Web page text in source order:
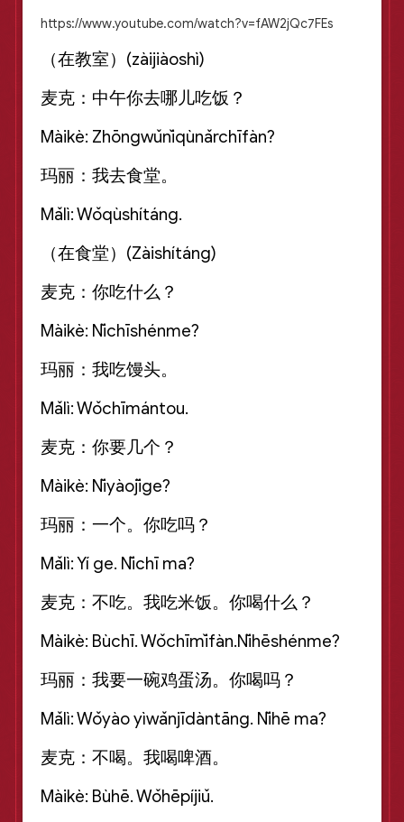
https://www.youtube.com/watch?v=fAW2jQc7FEs
（在教室）(zàijiàoshì)
麦克：中午你去哪儿吃饭？
Màikè: Zhōngwǔnǐqùnǎrchīfàn?
玛丽：我去食堂。
Mǎlì: Wǒqùshítáng.
（在食堂）(Zàishítáng)
麦克：你吃什么？
Màikè: Nǐchīshénme?
玛丽：我吃馒头。
Mǎlì: Wǒchīmántou.
麦克：你要几个？
Màikè: Nǐyàojǐge?
玛丽：一个。你吃吗？
Mǎlì: Yí ge. Nǐchī ma?
麦克：不吃。我吃米饭。你喝什么？
Màikè: Bùchī. Wǒchīmǐfàn.Nǐhēshénme?
玛丽：我要一碗鸡蛋汤。你喝吗？
Mǎlì: Wǒyào yìwǎnjīdàntāng. Nǐhē ma?
麦克：不喝。我喝啤酒。
Màikè: Bùhē. Wǒhēpíjiǔ.